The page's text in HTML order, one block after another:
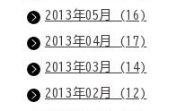
2013年05月 (16)
2013年04月 (17)
2013年03月 (14)
2013年02月 (12)